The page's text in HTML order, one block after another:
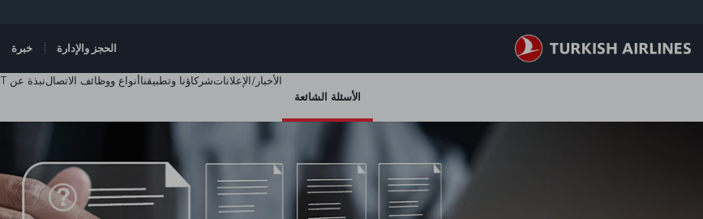
الحجز والإدارة خبرة
نبذة عن TKCONNECTأنواع ووظائف الاتصال شركاؤنا وتطبيقناالأخبار/الإعلانات
الأسئلة الشائعة